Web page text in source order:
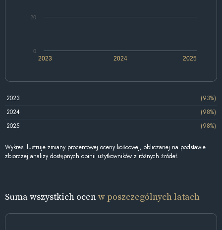
2023 2024 2025
0
20
2023
(93%)
2024
(98%)
2025
(98%)
Wykres ilustruje zmiany procentowej oceny końcowej, obliczanej na podstawie
zbiorczej analizy dostępnych opinii użytkowników z różnych źródeł.
Suma wszystkich ocenw poszczególnych latach